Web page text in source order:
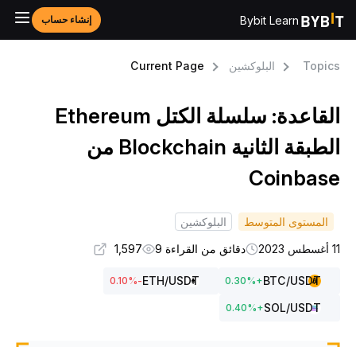
Bybit Learn إنشاء حساب
البلوكشين Current Page
القاعدة: سلسلة الكتل Ethereum
الطبقة الثانية Blockchain من
المستوى المتوسط
البلوكشين
دقائق من القراءة 9 1,597
BTC/USDT
+
0.30%
ETH/USDT
-0.10
%
SOL/USDT
+
0.40%